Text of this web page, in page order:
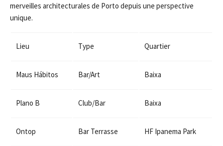
merveilles architecturales de Porto depuis une perspective
unique.
Lieu Type Quartier
Maus Hábitos Bar/Art Baixa
Plano B Club/Bar Baixa
Ontop Bar Terrasse HF Ipanema Park